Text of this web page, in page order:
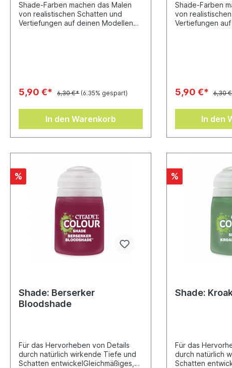
Shade-Farben machen das Malen
von realistischen Schatten und
Vertiefungen auf deinen Modellen
5,90 €* 6,30 €* (6.35% gespart)
In den Warenkorb
Shade-Farben
von
Vertiefungen
5,90 €* 6,30
In den
%
Shade: Berserker
Bloodshade
Für das Hervorheben von Details
durch natürlich wirkende Tiefe und
Schatten entwickelGleichmäßiges,
%
Shade:
Für das
durch natürlich
Schatten